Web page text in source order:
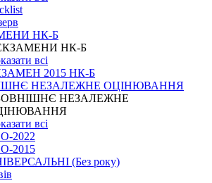
НК-Б
НК-Б
всі
2015 НК-Б
НЕЗАЛЕЖНЕ ОЦІНЮВАННЯ
НЕЗАЛЕЖНЕ
всі
2022
2015
(Без року)